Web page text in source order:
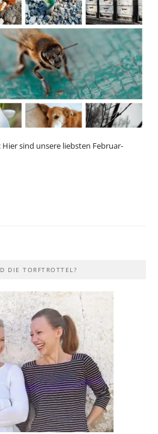
sind unsere liebsten Februar-
DIE TORFTROTTEL?